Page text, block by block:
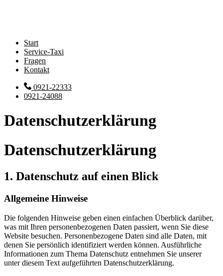
Start
Service-Taxi
Fragen
Kontakt
0921-22333
0921-24088
Datenschutz­erklärung
Datenschutz­erklärung
1. Datenschutz auf einen Blick
Allgemeine Hinweise
Die folgenden Hinweise geben einen einfachen Überblick darüber,
was mit Ihren personenbezogenen Daten passiert, wenn Sie diese
Website besuchen. Personenbezogene Daten sind alle Daten, mit
denen Sie persönlich identifiziert werden können. Ausführliche
Informationen zum Thema Datenschutz entnehmen Sie unserer
unter diesem Text aufgeführten Datenschutzerklärung.